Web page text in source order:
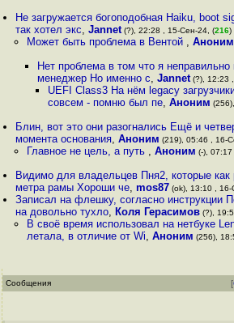
Не загружается богоподобная Haiku, boot
так хотел экс,Jannet (?), 22:28 , 15-Сен-24, (216)
Может быть проблема в Вентой , Аноним
Нет проблема в том что я
менеджер Но именно с, Jannet(?), 12:23
UEFI Class3 На нём legacy
совсем - помню был пе,Аноним
Блин, вот это они разогнались Ещё и
момента основания,Аноним (219), 05:46 , 16-
Главное не цель, а путь , Аноним (-),
Видимо для владельцев Пня2, которые как
метра рамы Хороши че,mos87 (ok), 13:10 ,
Записал на флешку, согласно инструкции
на довольно тухло, Коля Герасимов (?),
В своё время использовал на нетбуке
летала, в отличие от Wi, Аноним (256),
Сообщения [